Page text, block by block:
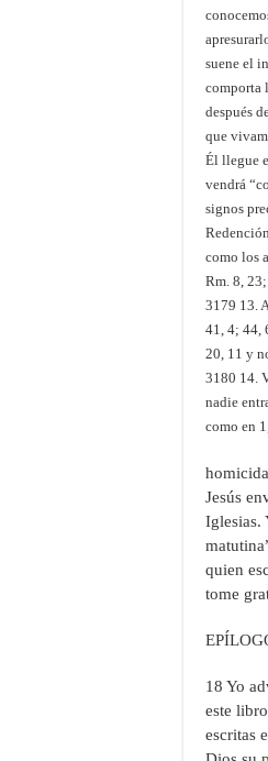
suene el
comporta
después
que
Él llegue
vendrá
signos
como los
Rm. 8,
3179 13.
41, 4; 44,
20, 11 y
3180 14.
nadie
como en
Jesús
Iglesias.
quien
tome
18 Yo
este
escritas